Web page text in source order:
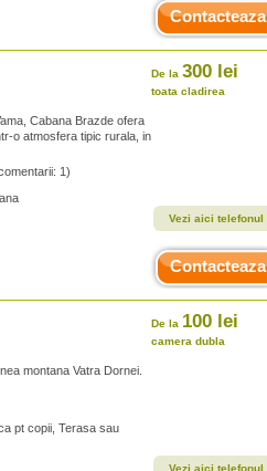
Contacteaza
Cabana Brazde ofera
o atmosfera tipic rurala, in
1)
De la 300 lei
toata cladirea
Vezi aici telefonul
Contacteaza
montana Vatra Dornei.
pt copii, Terasa sau
De la 100 lei
camera dubla
Vezi aici telefonul